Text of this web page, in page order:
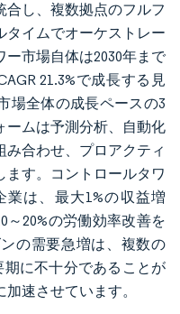
合し、複数拠点のフルフ
タイムでオーケストレー
市場自体は2030年まで
21.3%で成長する見
場全体の成長ペースの3
ームは予測分析、自動化
合わせ、プロアクティ
ます。コントロールタワ
は、最大1%の収益増
～20%の労働効率改善を
の需要急増は、複数の
に不十分であることが
速させています。